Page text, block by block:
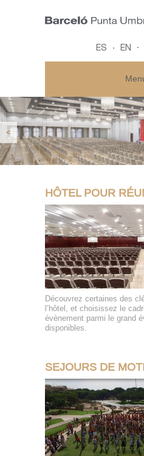
ES EN
<
HÔTEL POUR
Découvrez certaines des
l’hôtel, et choisissez le
évènement parmi le grand
disponibles.
SEJOURS DE